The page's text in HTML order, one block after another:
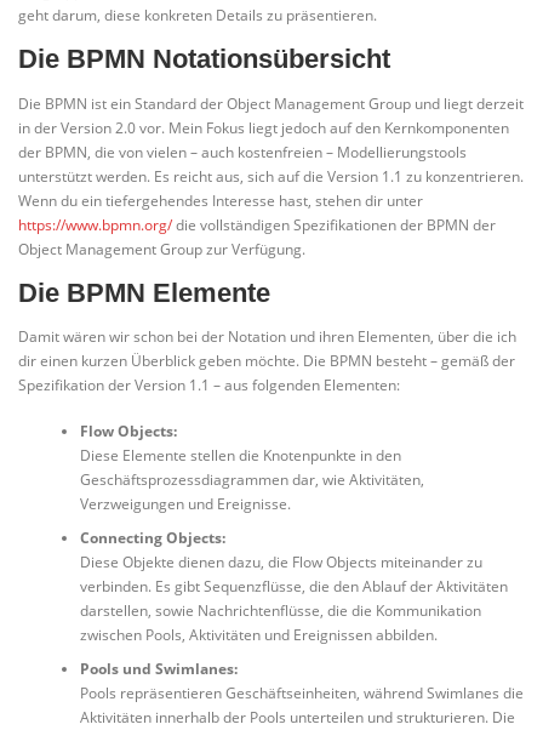
geht darum, diese konkreten Details zu präsentieren.
Die BPMN Notationsübersicht
Die BPMN ist ein Standard der Object Management Group und liegt derzeit
in der Version 2.0 vor. Mein Fokus liegt jedoch auf den Kernkomponenten
der BPMN, die von vielen – auch kostenfreien – Modellierungstools
unterstützt werden. Es reicht aus, sich auf die Version 1.1 zu konzentrieren.
Wenn du ein tiefergehendes Interesse hast, stehen dir unter
https://www.bpmn.org/die vollständigen Spezifikationen der BPMN der
Object Management Group zur Verfügung.
Die BPMN Elemente
Damit wären wir schon bei der Notation und ihren Elementen, über die ich
dir einen kurzen Überblick geben möchte. Die BPMN besteht – gemäß der
Spezifikation der Version 1.1 – aus folgenden Elementen:
Flow Objects:
Diese Elemente stellen die Knotenpunkte in den
Geschäftsprozessdiagrammen dar, wie Aktivitäten,
Verzweigungen und Ereignisse.
Connecting Objects:
Diese Objekte dienen dazu, die Flow Objects miteinander zu
verbinden. Es gibt Sequenzflüsse, die den Ablauf der Aktivitäten
darstellen, sowie Nachrichtenflüsse, die die Kommunikation
zwischen Pools, Aktivitäten und Ereignissen abbilden.
Pools und Swimlanes:
Pools repräsentieren Geschäftseinheiten, während Swimlanes die
Aktivitäten innerhalb der Pools unterteilen und strukturieren. Die